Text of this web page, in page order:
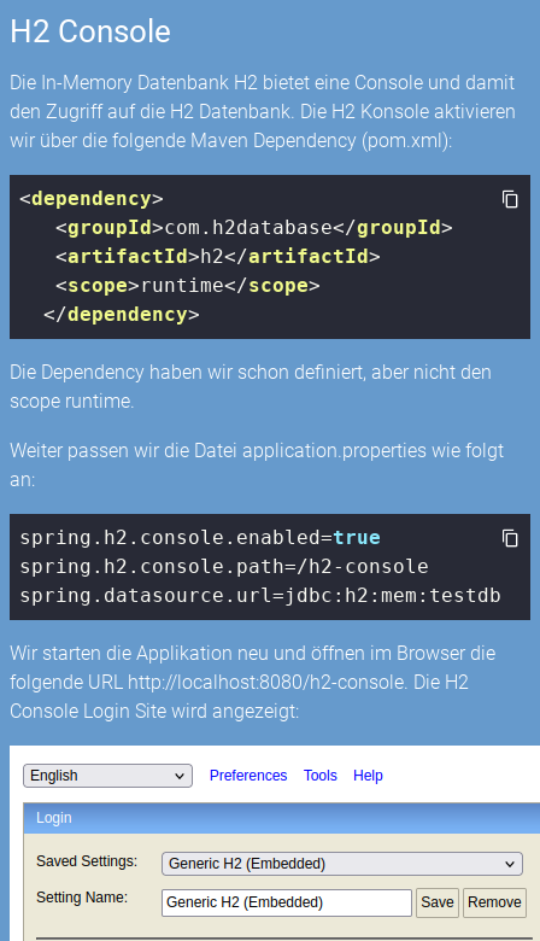
H2 Console
Die In-Memory Datenbank H2 bietet eine Console und damit
den Zugriff auf die H2 Datenbank. Die H2 Konsole aktivieren
wir über die folgende Maven Dependency (pom.xml):
<dependency>
<groupId>com.h2database</groupId>
<artifactId>h2</artifactId>
<scope>runtime</scope>
</dependency>
Die Dependency haben wir schon definiert, aber nicht den
scope runtime.
Weiter passen wir die Datei application.properties wie folgt
an:
spring.h2. console .enabled=true
spring.h2. console .path=/h2- console
spring.datasource.url=jdbc:h2:mem:testdb
Wir starten die Applikation neu und öffnen im Browser die
folgende URL http://localhost:8080/h2-console. Die H2
Console Login Site wird angezeigt: